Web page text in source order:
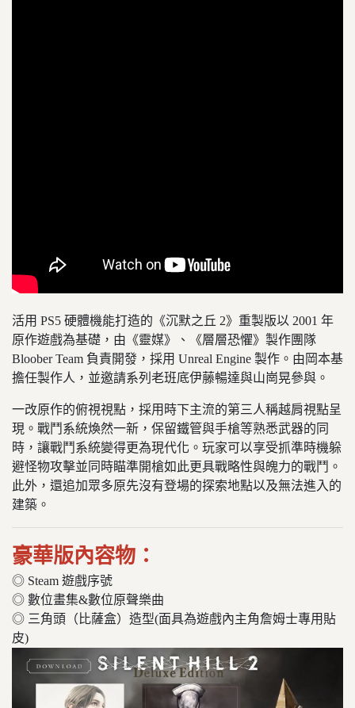
活用 PS5 硬體機能打造的《沉默之丘 2》重製版以 2001 年
原作遊戲為基礎，由《靈媒》、《層層恐懼》製作團隊
Bloober Team 負責開發，採用 Unreal Engine 製作。由岡本基
擔任製作人，並邀請系列老班底伊藤暢達與山崗晃參與。
一改原作的俯視視點，採用時下主流的第三人稱越肩視點呈
現。戰鬥系統煥然一新，保留鐵管與手槍等熟悉武器的同
時，讓戰鬥系統變得更為現代化。玩家可以享受抓準時機躲
避怪物攻擊並同時瞄準開槍如此更具戰略性與魄力的戰鬥。
此外，還追加眾多原先沒有登場的探索地點以及無法進入的
建築。
豪華版內容物：
◎ Steam 遊戲序號
◎ 數位畫集&數位原聲樂曲
◎ 三角頭（比薩盒）造型(面具為遊戲內主角詹姆士專用貼
皮)